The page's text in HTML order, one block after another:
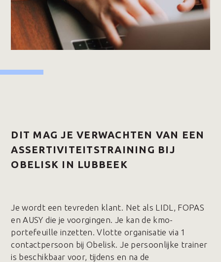
DIT MAG JE VERWACHTEN VAN EEN
ASSERTIVITEITSTRAINING BIJ
OBELISK IN LUBBEEK
Je wordt een tevreden klant. Net als LIDL, FOPAS
en AUSY die je voorgingen. Je kan de kmo-
portefeuille inzetten. Vlotte organisatie via 1
contactpersoon bij Obelisk. Je persoonlijke trainer
is beschikbaar voor, tijdens en na de